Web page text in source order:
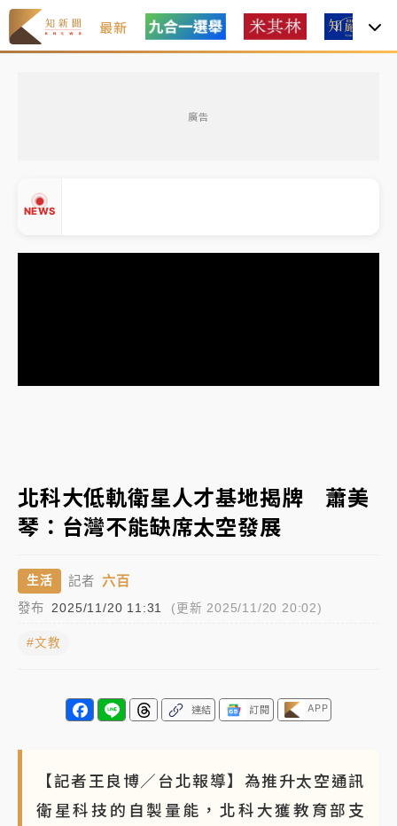
最新
廣告
NEWS
中信慈善基金會想增加董事人數！辜仲諒向法院聲請遭
駁 理由曝光
故宮《龍藏經》特展第2檔！今線上預約開賣一度塞車
雨熱區曝
旅局回應了
中信慈善基金會想增加董事人數！辜仲諒向法院聲請遭
故宮《龍藏經》特展第2檔！今線上預約開賣一度塞車
周六起展出延長至晚上7時
台東農業處長涉圖利渡假村！東檢抗告成功 今重開羈
父親節泡湯了！中颱白海豚雨彈轟3天 「紅到發紫」降
雨熱區曝
北科大低軌衛星人才基地揭牌 蕭美
琴：台灣不能缺席太空發展
生活 記者 六百
發布 2025/11/20 11:31 (更新 2025/11/20 20:02)
#文教
連結 訂閱 APP
【記者王良博／台北報導】為推升太空通訊
衛星科技的自製量能，北科大獲教育部支